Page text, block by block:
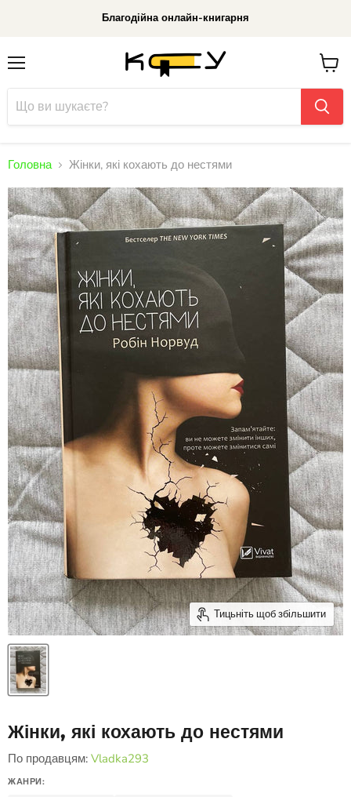
Благодійна онлайн-книгарня
До
Головна Жінки, які кохають до нестями
Тицьніть щоб збільшити
Жінки, які кохають до нестями
По продавцям: Vladka293
ЖАНРИ: